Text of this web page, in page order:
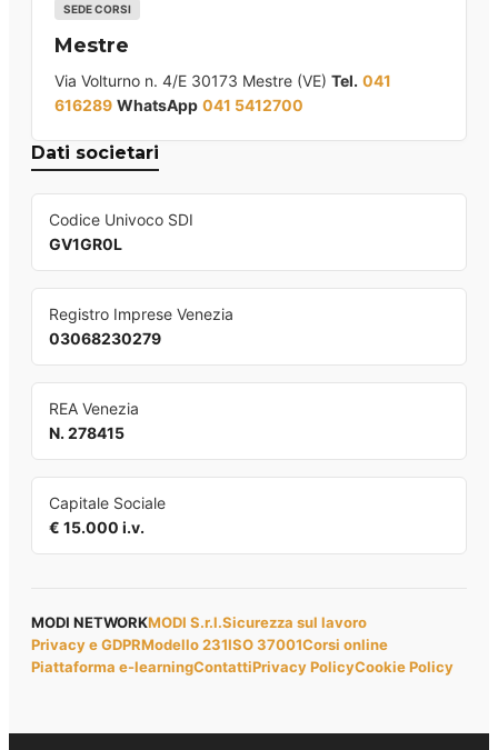
SEDE CORSI
Mestre
Via Volturno n. 4/E 30173 Mestre (VE) Tel. 041
616289 WhatsApp 041 5412700
Dati societari
Codice Univoco SDI
GV1GR0L
Registro Imprese Venezia
03068230279
REA Venezia
N. 278415
Capitale Sociale
€ 15.000 i.v.
MODI NETWORKMODI S.r.l.Sicurezza sul lavoro
Privacy e GDPRModello 231ISO 37001Corsi online
Piattaforma e-learningContattiPrivacy PolicyCookie Policy